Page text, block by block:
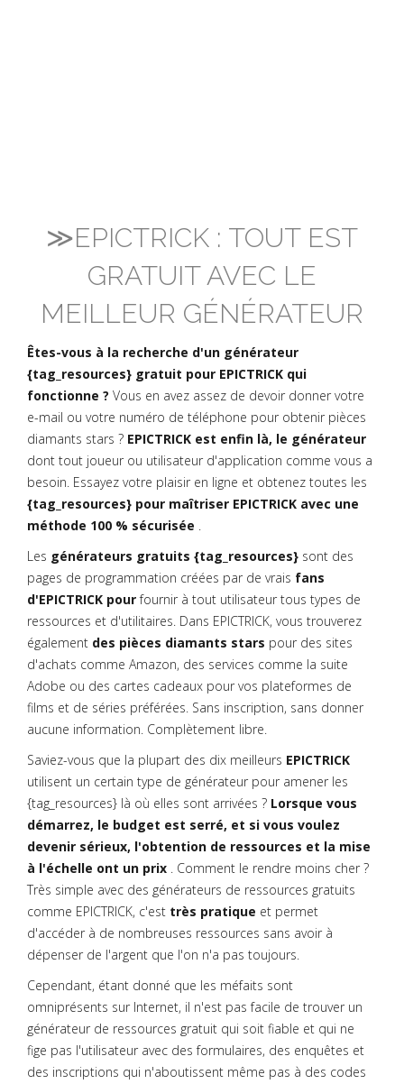
≫EPICTRICK : TOUT EST
GRATUIT AVEC LE
MEILLEUR GÉNÉRATEUR
Êtes-vous à la recherche d'un générateur
{tag_resources} gratuit pour EPICTRICK qui
fonctionne ? Vous en avez assez de devoir donner votre
e-mail ou votre numéro de téléphone pour obtenir pièces
diamants stars ? EPICTRICK est enfin là, le générateur
dont tout joueur ou utilisateur d'application comme vous a
besoin. Essayez votre plaisir en ligne et obtenez toutes les
{tag_resources} pour maîtriser EPICTRICK avec une
méthode 100 % sécurisée .
Les générateurs gratuits {tag_resources} sont des
pages de programmation créées par de vrais fans
d'EPICTRICK pourfournir à tout utilisateur tous types de
ressources et d'utilitaires. Dans EPICTRICK, vous trouverez
également des pièces diamants stars pour des sites
d'achats comme Amazon, des services comme la suite
Adobe ou des cartes cadeaux pour vos plateformes de
films et de séries préférées. Sans inscription, sans donner
aucune information. Complètement libre.
Saviez-vous que la plupart des dix meilleurs EPICTRICK
utilisent un certain type de générateur pour amener les
{tag_resources} là où elles sont arrivées ? Lorsque vous
démarrez, le budget est serré, et si vous voulez
devenir sérieux, l'obtention de ressources et la mise
à l'échelle ont un prix . Comment le rendre moins cher ?
Très simple avec des générateurs de ressources gratuits
comme EPICTRICK, c'est très pratique et permet
d'accéder à de nombreuses ressources sans avoir à
dépenser de l'argent que l'on n'a pas toujours.
Cependant, étant donné que les méfaits sont
omniprésents sur Internet, il n'est pas facile de trouver un
générateur de ressources gratuit qui soit fiable et qui ne
fige pas l'utilisateur avec des formulaires, des enquêtes et
des inscriptions qui n'aboutissent même pas à des codes